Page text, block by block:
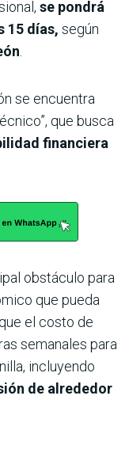
se pondrá
15 días, según
.
se encuentra
que busca
financiera
obstáculo para
que pueda
el costo de
semanales para
incluyendo
de alrededor